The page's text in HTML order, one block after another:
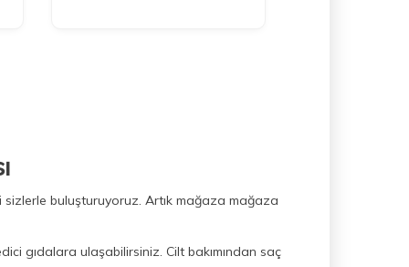
sizlerle buluşturuyoruz. Artık mağaza mağaza
gıdalara ulaşabilirsiniz. Cilt bakımından saç